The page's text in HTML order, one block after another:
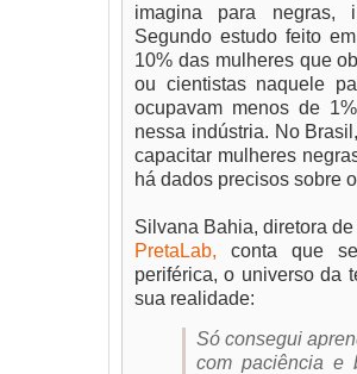
imagina para negras,
Segundo estudo feito
10% das mulheres que
ou cientistas naquele
ocupavam menos de
nessa indústria. No
capacitar mulheres
há dados precisos sobre
Silvana Bahia, diretora
PretaLab, conta que
periférica, o universo da
sua realidade:
Só consegui
com paciência e